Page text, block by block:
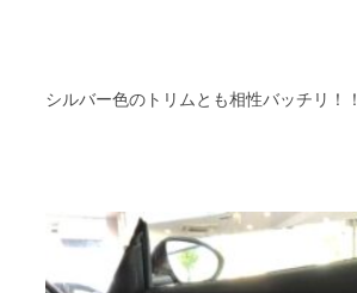
シルバー色のトリムとも相性バッチリ！！